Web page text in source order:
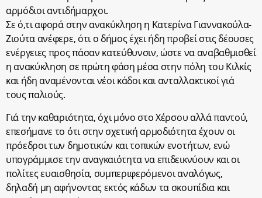
αρμόδιοι αντιδήμαρχοι.
Σε ό,τι αφορά στην ανακύκληση η Κατερίνα Γιαννακούλα-
Ζιούτα ανέφερε, ότι ο δήμος έχει ήδη προβεί στις δέουσες
ενέργειες προς πάσαν κατεύθυνσιν, ώστε να αναβαθμισθεί
η ανακύκληση σε πρώτη φάση μέσα στην πόλη του Κιλκίς
και ήδη αναμένονται νέοι κάδοι και ανταλλακτικοί γιά
τους παλιούς.
Γιά την καθαριότητα, όχι μόνο στο Χέρσου αλλά παντού,
επεσήμανε το ότι στην σχετική αρμοδιότητα έχουν οι
πρόεδροι των δημοτικών και τοπικών ενοτήτων, ενώ
υπογράμμισε την αναγκαιότητα να επιδεικνύουν και οι
πολίτες ευαισθησία, συμπεριφερόμενοι αναλόγως,
δηλαδή μη αφήνοντας εκτός κάδων τα σκουπίδια και